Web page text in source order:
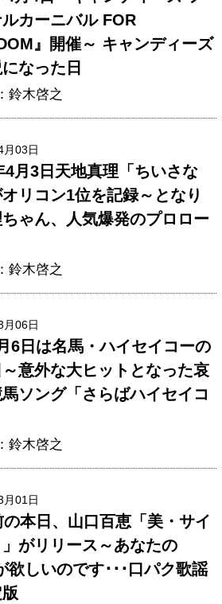
ルカーニバル FOR
』開催～ キャンディーズ
なった日
鈴木啓之
月03日
4月3日天地真理「ちいさな
リコン1位を記録～となり
ゃん、人気爆発のプロロー
鈴木啓之
月06日
6日は名馬・ハイセイコーの
意外な大ヒットとなった哀
ソング「さらばハイセイコ
鈴木啓之
月01日
の本日、山口百恵「美・サイ
」がリリース～あなたの
欲しいのです･･･口パク歌謡